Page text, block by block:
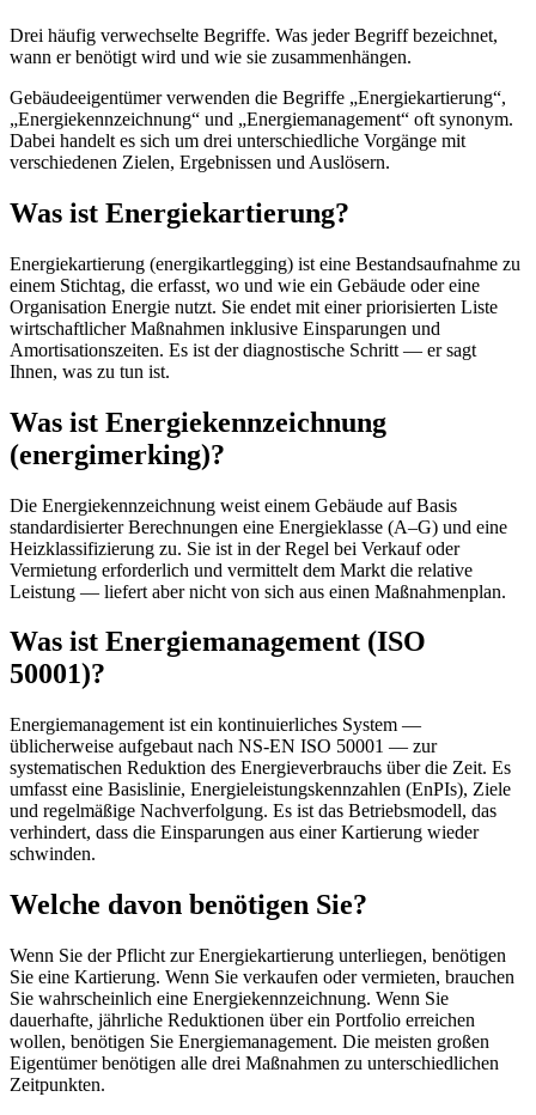
Drei häufig verwechselte Begriffe. Was jeder Begriff bezeichnet,
wann er benötigt wird und wie sie zusammenhängen.
Gebäudeeigentümer verwenden die Begriffe „Energiekartierung“,
„Energiekennzeichnung“ und „Energiemanagement“ oft synonym.
Dabei handelt es sich um drei unterschiedliche Vorgänge mit
verschiedenen Zielen, Ergebnissen und Auslösern.
Was ist Energiekartierung?
Energiekartierung (energikartlegging) ist eine Bestandsaufnahme zu
einem Stichtag, die erfasst, wo und wie ein Gebäude oder eine
Organisation Energie nutzt. Sie endet mit einer priorisierten Liste
wirtschaftlicher Maßnahmen inklusive Einsparungen und
Amortisationszeiten. Es ist der diagnostische Schritt — er sagt
Ihnen, was zu tun ist.
Was ist Energiekennzeichnung
(energimerking)?
Die Energiekennzeichnung weist einem Gebäude auf Basis
standardisierter Berechnungen eine Energieklasse (A–G) und eine
Heizklassifizierung zu. Sie ist in der Regel bei Verkauf oder
Vermietung erforderlich und vermittelt dem Markt die relative
Leistung — liefert aber nicht von sich aus einen Maßnahmenplan.
Was ist Energiemanagement (ISO
50001)?
Energiemanagement ist ein kontinuierliches System —
üblicherweise aufgebaut nach NS-EN ISO 50001 — zur
systematischen Reduktion des Energieverbrauchs über die Zeit. Es
umfasst eine Basislinie, Energieleistungskennzahlen (EnPIs), Ziele
und regelmäßige Nachverfolgung. Es ist das Betriebsmodell, das
verhindert, dass die Einsparungen aus einer Kartierung wieder
schwinden.
Welche davon benötigen Sie?
Wenn Sie der Pflicht zur Energiekartierung unterliegen, benötigen
Sie eine Kartierung. Wenn Sie verkaufen oder vermieten, brauchen
Sie wahrscheinlich eine Energiekennzeichnung. Wenn Sie
dauerhafte, jährliche Reduktionen über ein Portfolio erreichen
wollen, benötigen Sie Energiemanagement. Die meisten großen
Eigentümer benötigen alle drei Maßnahmen zu unterschiedlichen
Zeitpunkten.